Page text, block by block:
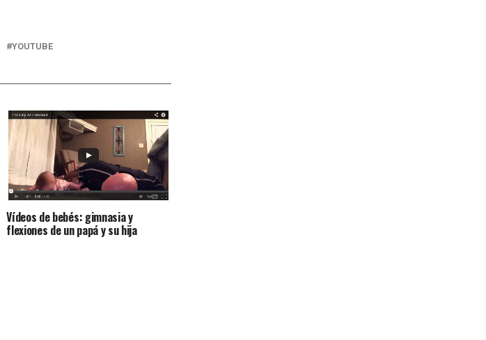
YOUTUBE
Vídeos de bebés: gimnasia y
flexiones de un papá y su hija